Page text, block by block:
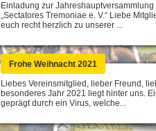
Einladung zur
„Sectatores Tremoniae e. V.“ Liebe
euch recht herzlich zu unserer ...
Frohe Weihnacht 2021
Liebes Vereinsmitglied, lieber Freund,
besonderes Jahr 2021 liegt hinter uns.
geprägt durch ein Virus, welche...